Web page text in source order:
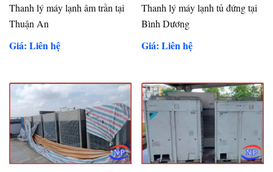
Thanh lý máy lạnh âm trần tại
Thuận An
Giá: Liên hệ
Thanh lý máy lạnh tủ đứng tại
Bình Dương
Giá: Liên hệ